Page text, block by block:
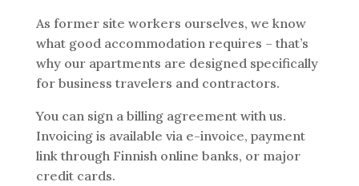
As former site workers ourselves, we know
what good accommodation requires – that’s
why our apartments are designed specifically
for business travelers and contractors.
You can sign a billing agreement with us.
Invoicing is available via e-invoice, payment
link through Finnish online banks, or major
credit cards.